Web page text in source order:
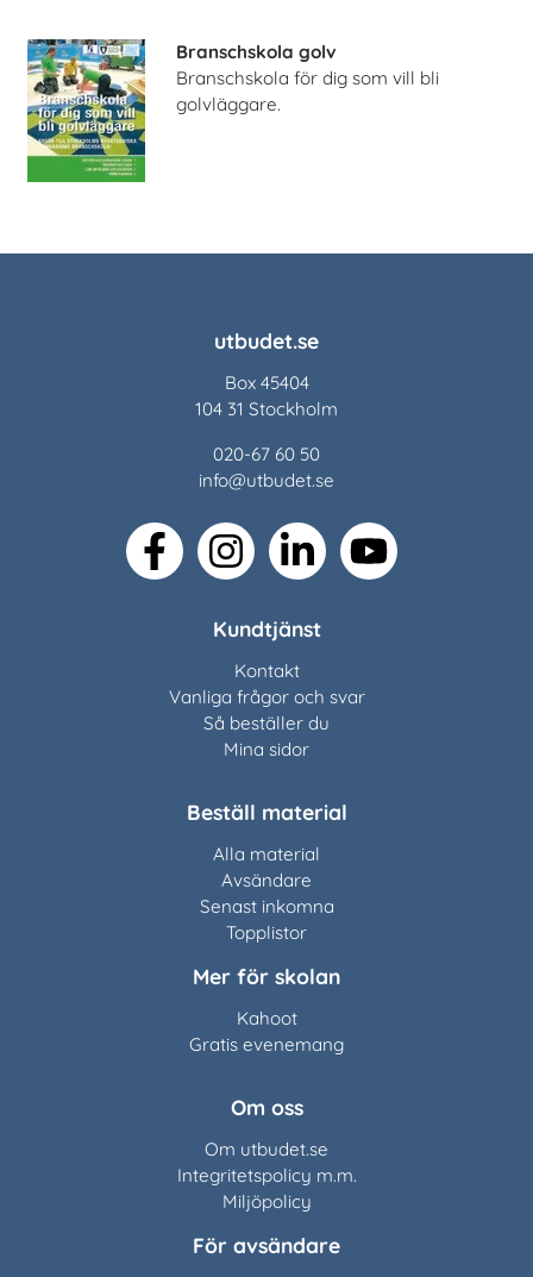
Branschskola golv
Branschskola för dig som vill bli
golvläggare.
utbudet.se
Box 45404
104 31 Stockholm
020-67 60 50
info@utbudet.se
facebookinstagramlinkedin youtube
Kundtjänst
Kontakt
Vanliga frågor och svar
Så beställer du
Mina sidor
Beställ material
Alla material
Avsändare
Senast inkomna
Topplistor
Mer för skolan
Kahoot
Gratis evenemang
Om oss
Om utbudet.se
Integritetspolicy m.m.
Miljöpolicy
För avsändare